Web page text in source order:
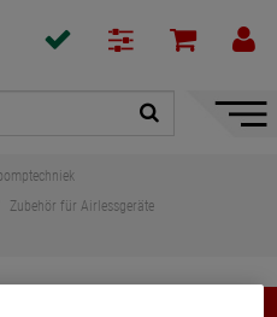
Zubehör für Airlessgeräte